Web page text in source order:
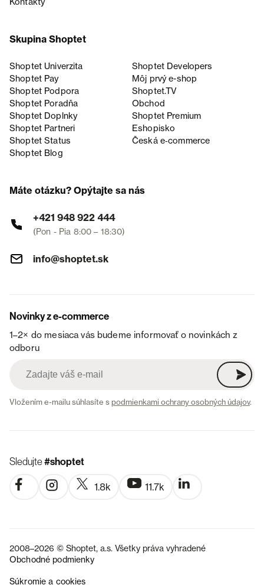
Skupina Shoptet
Shoptet Univerzita
Shoptet Developers
Shoptet Pay
Môj prvý e-shop
Shoptet Podpora
Shoptet.TV
Shoptet Poradňa
Obchod
Shoptet Doplnky
Shoptet Premium
Shoptet Partneri
Eshopisko
Shoptet Status
Česká e‑commerce
Shoptet Blog
Máte otázku? Opýtajte sa nás
+421 948 922 444
(Pon - Pia 8:00 – 18:30)
info@shoptet.sk
Novinky z e-commerce
1–2× do mesiaca vás budeme informovať o novinkách z
odboru
Vložením e-mailu súhlasíte spodmienkami ochrany osobných údajov.
Sledujte#shoptet
1.8k 11.7k
2008–2026 © Shoptet, a.s. Všetky práva vyhradené
Obchodné podmienky
Súkromie a cookies